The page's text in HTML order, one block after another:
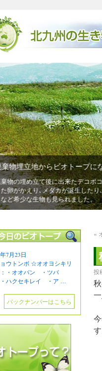
物埋立地からビオトープにな
物の埋め立て後に出来たデコボ
がかえり､メダカが誕生したり､
希少な生物も見られました。
«
投
7月23日
ウトンボ ☆オオヨシキリ
・オオバン ・ツバ
ハクセキレイ ・ア …
バックナンバーはこちら